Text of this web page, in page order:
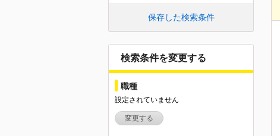
保存した検索条件
検索条件を変更する
職種
設定されていません
変更する